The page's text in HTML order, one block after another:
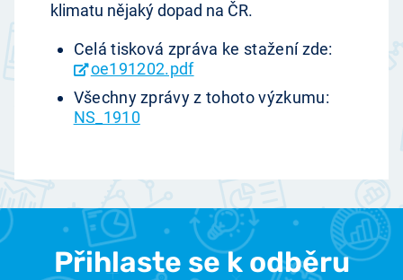
klimatu nějaký dopad na ČR.
Celá tisková zpráva ke stažení zde:
oe191202.pdf
Všechny zprávy z tohoto výzkumu:
NS_1910
Přihlaste se k odběru